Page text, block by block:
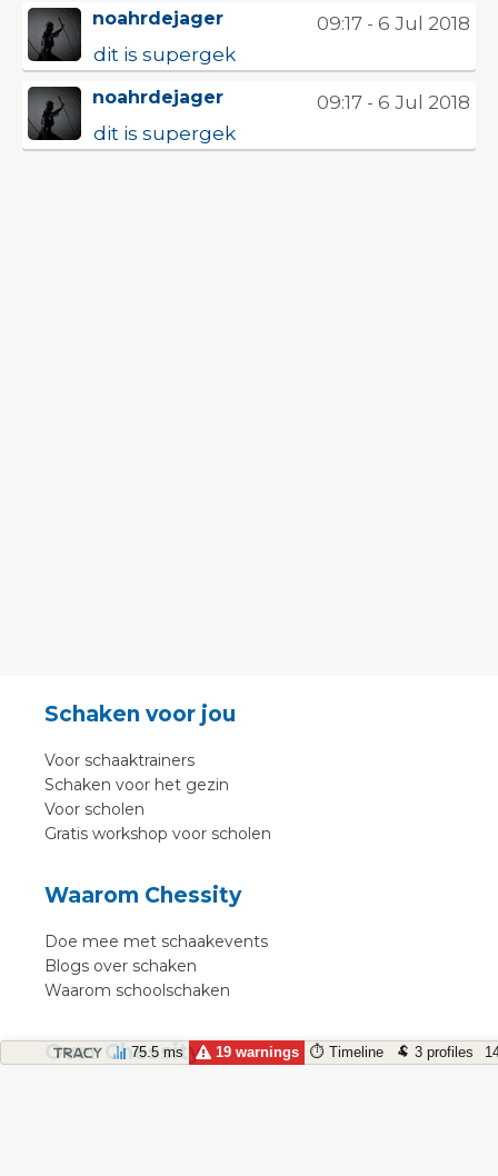
noahrdejager
09:17 - 6 Jul 2018
dit is supergek
noahrdejager
09:17 - 6 Jul 2018
dit is supergek
Schaken voor jou
Voor schaaktrainers
Schaken voor het gezin
Voor scholen
Gratis workshop voor scholen
Waarom Chessity
Doe mee met schaakevents
Blogs over schaken
Waarom schoolschaken
Over Chessity
75.5 ms 19 warnings ⏱ Timeline 🐏 3 profiles